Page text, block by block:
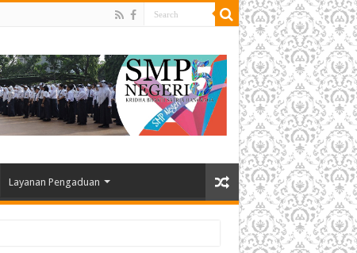
Layanan Pengaduan